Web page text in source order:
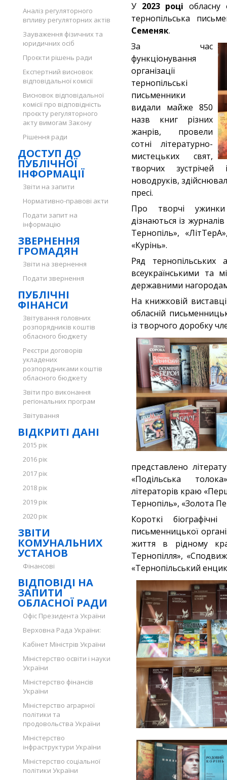
Аналіз регуляторного
впливу регуляторних актів
Зауваження фізичних та
юридичних осіб
Проєкти рішень ради
Експертний висновок
відповідальної комісії
Висновок відповідальної
комісії про відповідність
проєкту регуляторного
акту вимогам Закону
Рішення ради
ДОСТУП ДО
ПУБЛІЧНОЇ
ІНФОРМАЦІЇ
Звіти на запити
Нормативно-правові акти
Подати запит на
інформацію
ЗВЕРНЕННЯ
ГРОМАДЯН
Звіти на звернення
Подати звернення
ПУБЛІЧНІ
ФІНАНСИ
Звітування головних
розпорядників коштів
обласного бюджету
Реєстри договорів
укладених
розпорядниками коштів
обласного бюджету
Звіти про виконання
регіональних програм
Звітування
ВІДКРИТІ ДАНІ
2015 рік
2016 рік
2017 рік
2018 рік
2019 рік
2020 рік
ЗВІТИ
КОМУНАЛЬНИХ
УСТАНОВ
Фінансові
ВІДПОВІДІ НА
ЗАПИТИ
ОБЛАСНОЇ РАДИ
Офіс Президента України
Верховна Рада України:
Кабінет Міністрів України
Міністерство освіти і науки
України
Міністерство фінансів
України
Міністерство аграрної
політики та
продовольства України
Міністерство
інфраструктури України
Міністерство соціальної
політики України
У 2023 році обласну
тернопільська
Семеняк.
За час
функціонування
організації
тернопільські
письменники
видали майже 850
назв книг різних
жанрів, провели
сотні літературно-
мистецьких свят,
творчих
новодруків,
пресі.
Про творчі ужинки
дізнаються із
Тернопіль»,
«Курінь».
Ряд тернопільських
всеукраїнськими та
державними
На книжковій
обласній
із творчого доробку
представлено
«Подільська
літераторів краю
Тернопіль», «Золота
Короткі
письменницької
життя в рідному
Тернопілля»,
«Тернопільський